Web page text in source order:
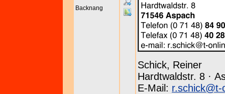
Backnang
Schick, Reiner
Hardtwaldstr. 8 ·
E-Mail: r.schick@t-